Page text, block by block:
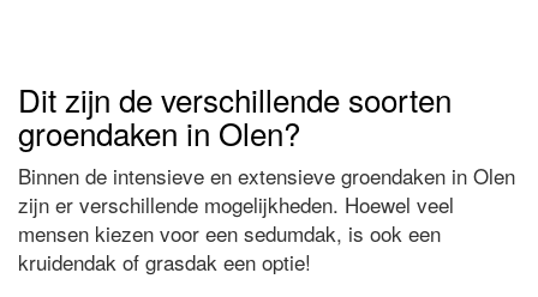
Dit zijn de verschillende soorten
groendaken in Olen?
Binnen de intensieve en extensieve groendaken in Olen
zijn er verschillende mogelijkheden. Hoewel veel
mensen kiezen voor een sedumdak, is ook een
kruidendak of grasdak een optie!